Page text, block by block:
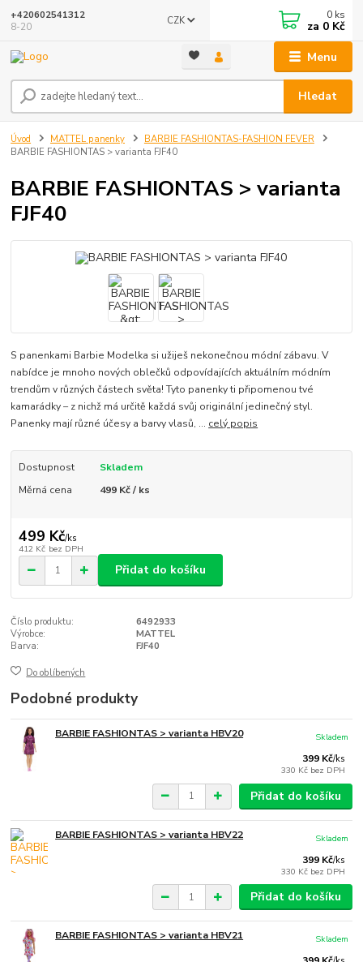
Menu
CZK
Hledat
+420602541312
8-20
0 ks
za 0 Kč
Úvod MATTEL panenky
BARBIE FASHIONTAS-FASHION FEVER
BARBIE FASHIONTAS > varianta FJF40
BARBIE FASHIONTAS > varianta
FJF40
S panenkami Barbie Modelka si užiješ nekonečnou módní zábavu. V
nabídce je mnoho nových oblečků odpovídajících aktuálním módním
trendům v různých částech světa! Tyto panenky ti připomenou tvé
kamarádky – z nichž má určitě každá svůj originální jedinečný styl.
Panenky mají různé účesy a barvy vlasů, ... celý popis
Dostupnost
Skladem
Měrná cena
499 Kč / ks
499 Kč/ks
412 Kč bez DPH
Přidat do košíku
Číslo produktu:
6492933
Výrobce:
MATTEL
Barva:
FJF40
Do oblíbených
Podobné produkty
BARBIE FASHIONTAS > varianta HBV20
399 Kč/ks
330 Kč bez DPH
Skladem
Přidat do košíku
BARBIE FASHIONTAS > varianta HBV22
399 Kč/ks
330 Kč bez DPH
Skladem
Přidat do košíku
BARBIE FASHIONTAS > varianta HBV21
Skladem